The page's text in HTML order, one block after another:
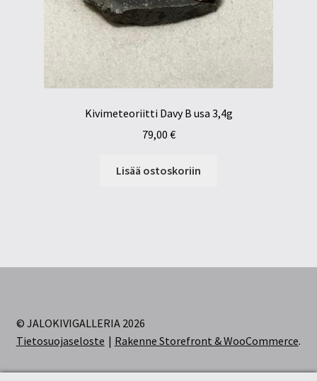
Kivimeteoriitti Davy B usa 3,4g
79,00 €
Lisää ostoskoriin
© JALOKIVIGALLERIA 2026
Tietosuojaseloste
Rakenne Storefront & WooCommerce.